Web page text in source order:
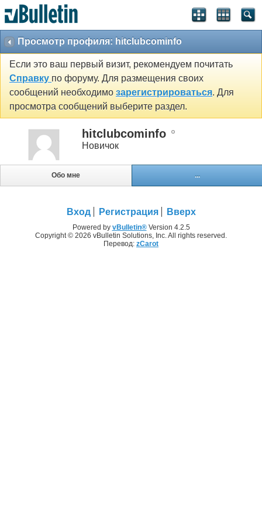
Просмотр профиля: hitclubcominfo
Если это ваш первый визит, рекомендуем почитать
Справку по форуму. Для размещения своих
сообщений необходимо зарегистрироваться. Для
просмотра сообщений выберите раздел.
hitclubcominfo
Новичок
Обо мне ...
Вход Регистрация Вверх
Powered by vBulletin®Version 4.2.5
Copyright © 2026 vBulletin Solutions, Inc. All rights reserved.
Перевод: zCarot